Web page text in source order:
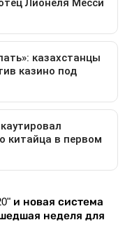
и новая система
неделя для